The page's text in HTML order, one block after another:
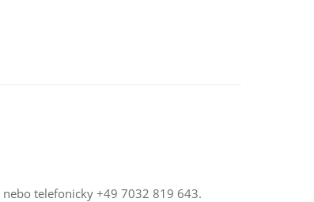
nebo telefonicky +49 7032 819 643.